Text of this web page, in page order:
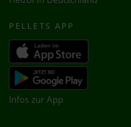
PELLETS APP
Infos zur App